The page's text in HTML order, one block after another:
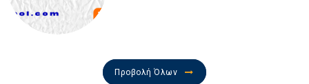
Προβολή Όλων